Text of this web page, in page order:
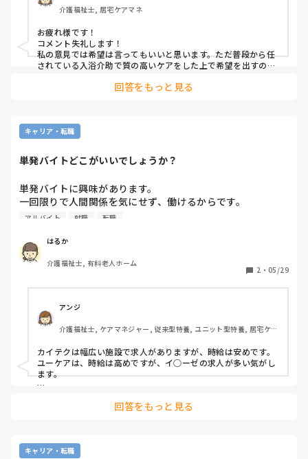
介護福祉士, 居宅ケアマネ
お疲れ様です！
コメント失礼します！
私の意見では希望は言ってもいいと思います。ただ普段から任
されている入浴介助で質の高いケアをした上で希望を出すのが
回答をもっと見る
キャリア・転職
単発バイトどこがいいでしょうか？
単発バイトに興味があります。
一回限りで人間関係を気にせず、働けるからです。
良かったら、何度か同じ所で働いてみたり。
探してみるとたくさんあり、
今までの職場でも単発バイトの方を見てきました。
経験者の方教えて下さい。
アルバイト 就職 転職
はるか
介護福祉士, 有料老人ホーム
2 ・ 05/29
アンジ
介護福祉士, ケアマネジャー, 従来型特養, ユニット型特養, 居宅ケア
カイテクは幅広い施設で求人がありますが、時給は安めです。
ユーケアは、時給は高めですが、イ○ーゼの求人が多い気がし
ます。
でもおかしな職員がいるもで、今日しか合わない人だと思って
あくまで、極端に悪いところの話ですが、カイテクで評価4.7
回答をもっと見る
キャリア・転職